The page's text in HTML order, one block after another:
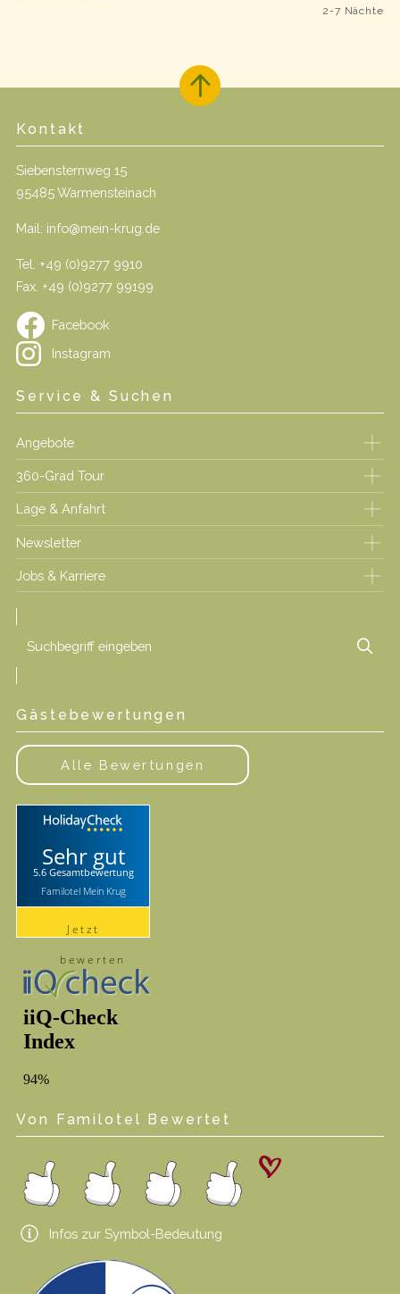
2-7 Nächte
Kontakt
Siebensternweg 15
95485 Warmensteinach
Mail: info@mein-krug.de
Tel. +49 (0)9277 9910
Fax. +49 (0)9277 99199
Facebook
Instagram
Service & Suchen
Angebote
360-Grad Tour
Lage & Anfahrt
Newsletter
Jobs & Karriere
Suchbegriff
Gästebewertungen
Alle Bewertungen
Sehr gut
5.6 Gesamtbewertung
Familotel Mein Krug
Jetzt
bewerten
Von Familotel Bewertet
Infos zur Symbol-Bedeutung